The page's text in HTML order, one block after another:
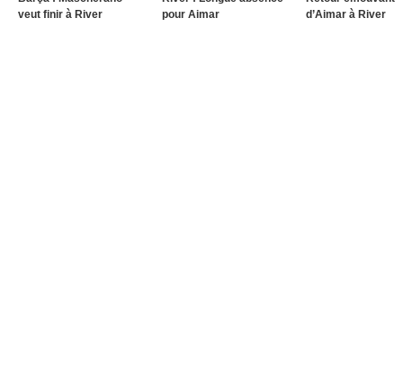
veut finir à River
pour Aimar
d’Aimar à River